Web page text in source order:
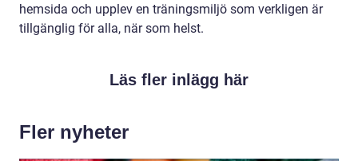
hemsida och upplev en träningsmiljö som verkligen är
tillgänglig för alla, när som helst.
Läs fler inlägg här
Fler nyheter